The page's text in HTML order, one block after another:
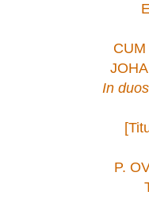
In
P.